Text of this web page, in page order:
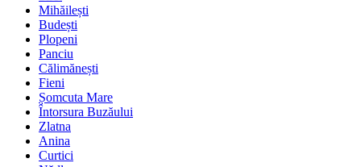
Mihăilești
Budești
Plopeni
Panciu
Călimănești
Fieni
Șomcuta Mare
Întorsura Buzăului
Zlatna
Anina
Curtici